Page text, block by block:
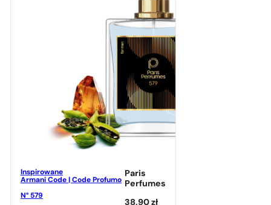
Inspirowane
Armani Code | Code Profumo
N° 579
Paris
Perfumes
38,90zł